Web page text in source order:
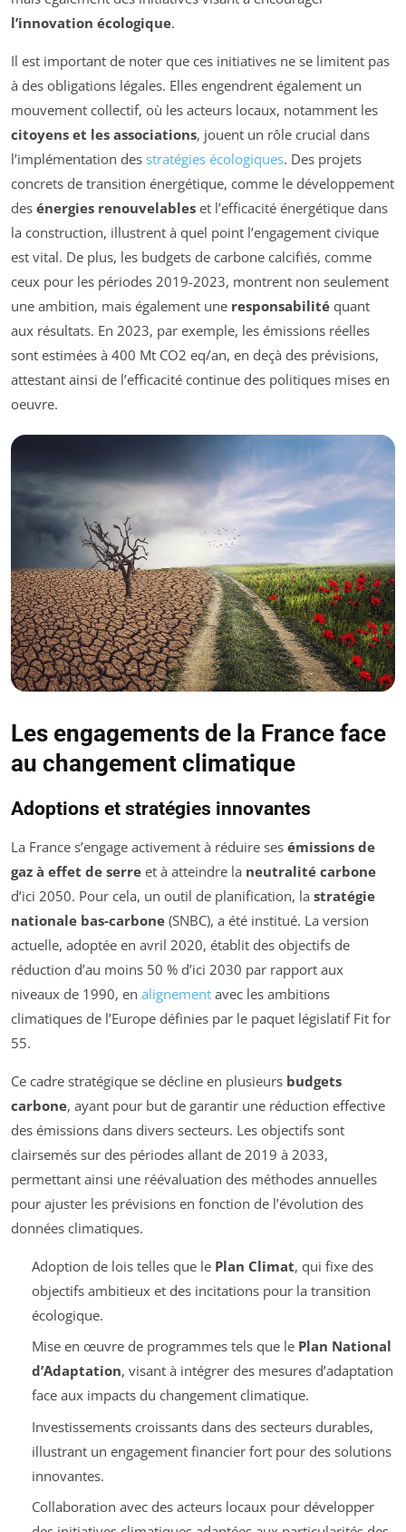
l’innovation écologique.
Il est important de noter que ces initiatives ne se limitent pas
à des obligations légales. Elles engendrent également un
mouvement collectif, où les acteurs locaux, notamment les
citoyens et les associations, jouent un rôle crucial dans
l’implémentation des stratégies écologiques. Des projets
concrets de transition énergétique, comme le développement
des énergies renouvelables et l’efficacité énergétique dans
la construction, illustrent à quel point l’engagement civique
est vital. De plus, les budgets de carbone calcifiés, comme
ceux pour les périodes 2019-2023, montrent non seulement
une ambition, mais également une responsabilité quant
aux résultats. En 2023, par exemple, les émissions réelles
sont estimées à 400 Mt CO2 eq/an, en deçà des prévisions,
attestant ainsi de l’efficacité continue des politiques mises en
oeuvre.
Les engagements de la France face
au changement climatique
Adoptions et stratégies innovantes
La France s’engage activement à réduire ses émissions de
gaz à effet de serre et à atteindre la neutralité carbone
d’ici 2050. Pour cela, un outil de planification, la stratégie
nationale bas-carbone (SNBC), a été institué. La version
actuelle, adoptée en avril 2020, établit des objectifs de
réduction d’au moins 50 % d’ici 2030 par rapport aux
niveaux de 1990, en alignement avec les ambitions
climatiques de l’Europe définies par le paquet législatif Fit for
55.
Ce cadre stratégique se décline en plusieurs budgets
carbone, ayant pour but de garantir une réduction effective
des émissions dans divers secteurs. Les objectifs sont
clairsemés sur des périodes allant de 2019 à 2033,
permettant ainsi une réévaluation des méthodes annuelles
pour ajuster les prévisions en fonction de l’évolution des
données climatiques.
Adoption de lois telles que le Plan Climat, qui fixe des
objectifs ambitieux et des incitations pour la transition
écologique.
Mise en œuvre de programmes tels que le Plan National
d’Adaptation, visant à intégrer des mesures d’adaptation
face aux impacts du changement climatique.
Investissements croissants dans des secteurs durables,
illustrant un engagement financier fort pour des solutions
innovantes.
Collaboration avec des acteurs locaux pour développer